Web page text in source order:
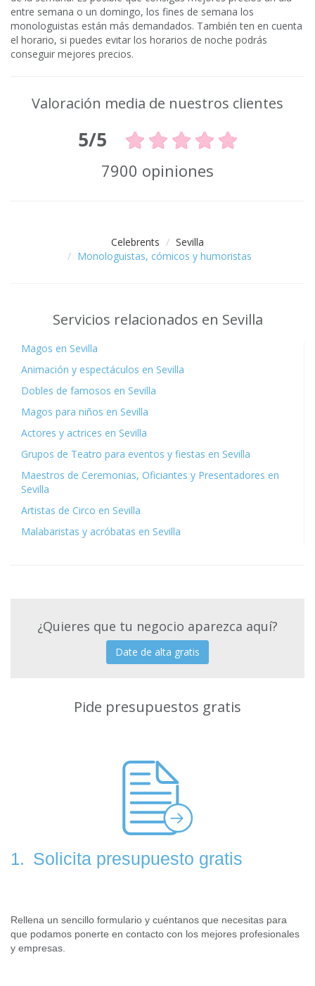
entre semana o un domingo, los fines de semana los
monologuistas están más demandados. También ten en cuenta
el horario, si puedes evitar los horarios de noche podrás
conseguir mejores precios.
Valoración media de nuestros clientes
5/5
7900 opiniones
Celebrents
Sevilla
Monologuistas, cómicos y humoristas
Servicios relacionados en Sevilla
Magos en Sevilla
Animación y espectáculos en Sevilla
Dobles de famosos en Sevilla
Magos para niños en Sevilla
Actores y actrices en Sevilla
Grupos de Teatro para eventos y fiestas en Sevilla
Maestros de Ceremonias, Oficiantes y Presentadores en
Sevilla
Artistas de Circo en Sevilla
Malabaristas y acróbatas en Sevilla
¿Quieres que tu negocio aparezca aquí?
Date de alta gratis
Pide presupuestos gratis
1. Solicita presupuesto gratis
Rellena un sencillo formulario y cuéntanos que necesitas para
que podamos ponerte en contacto con los mejores profesionales
y empresas.